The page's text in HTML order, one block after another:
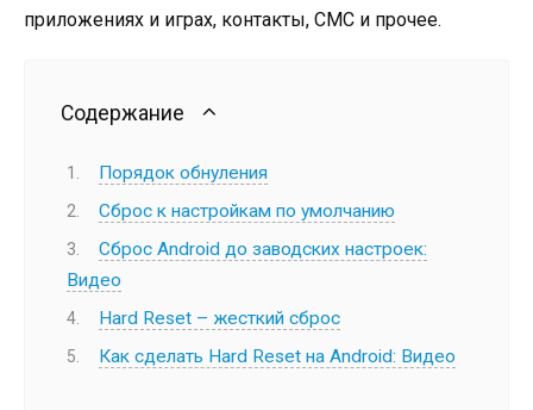
приложениях и играх, контакты, СМС и прочее.
Содержание
Порядок обнуления
Сброс к настройкам по умолчанию
Cброс Android до заводских настроек:
Видео
Hard Reset – жесткий сброс
Как сделать Hard Reset на Android: Видео